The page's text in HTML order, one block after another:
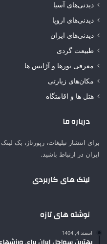
دیدنی‌های آسیا
دیدنی‌های اروپا
دیدنی‌های ایران
طبیعت گردی
معرفی تورها و آژانس ها
مکان‌های زیارتی
هتل ها و اقامتگاه
درباره ما
برای انتشار تبلیغات، رپورتاژ، بک
ایران در ارتباط باشید.
لینک های کاربردی
نوشته های تازه
اسفند 4, 1404